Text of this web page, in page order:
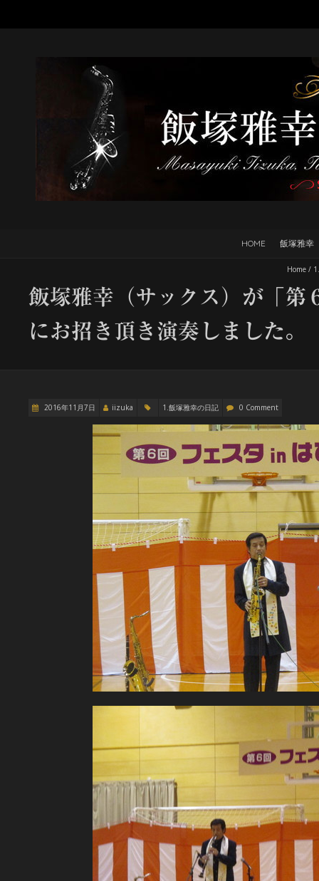
HOME 飯塚雅幸
Home /
飯塚雅幸（サックス）が「第
にお招き頂き演奏しました。
2016年11月7日 iizuka 1.飯塚雅幸の日記 0 Comment